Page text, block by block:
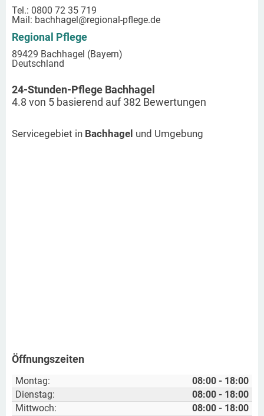
Tel.: 0800 72 35 719
Mail: bachhagel@regional-pflege.de
Regional Pflege
89429 Bachhagel (Bayern)
Deutschland
24-Stunden-Pflege Bachhagel
4.8 von 5 basierend auf382 Bewertungen
Servicegebiet in Bachhagel und Umgebung
Öffnungszeiten
Montag:
08:00 - 18:00
Dienstag:
08:00 - 18:00
Mittwoch:
08:00 - 18:00